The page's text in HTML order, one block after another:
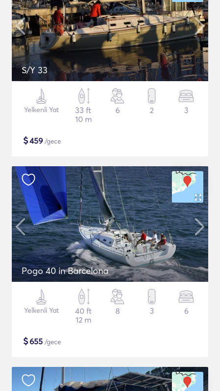
S/Y 33
Yelkenli Yat
33 ft
10 m
6 2 3
$459 /gece
Pogo 40 in Barcelona
Yelkenli Yat
40 ft
12 m
8 3 6
$655 /gece